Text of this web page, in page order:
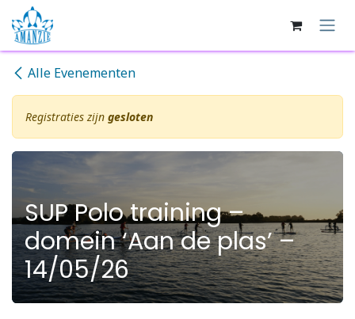
Overslaan naar inhoud
Alle Evenementen
Registraties zijn gesloten
SUP Polo training –
domein ‘Aan de plas’ –
14/05/26